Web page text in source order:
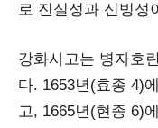
로 진실성과 신빙성
강화사고는 병자호
다. 1653년(효종 4)
고, 1665년(현종 6)